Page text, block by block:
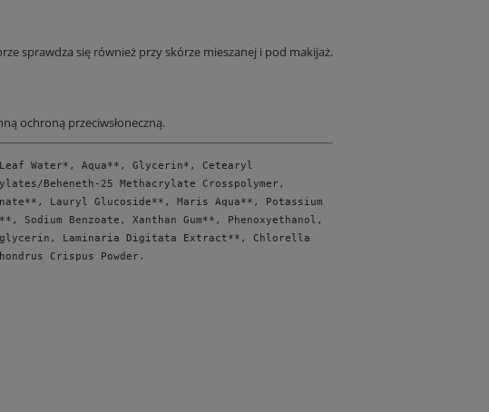
sprawdza się również przy skórze mieszanej i pod makijaż.
ochroną przeciwsłoneczną.
Water*, Aqua**, Glycerin*, Cetearyl
Beheneth-25 Methacrylate Crosspolymer,
Lauryl Glucoside**, Maris Aqua**, Potassium
Benzoate, Xanthan Gum**, Phenoxyethanol,
Laminaria Digitata Extract**, Chlorella
Crispus Powder.